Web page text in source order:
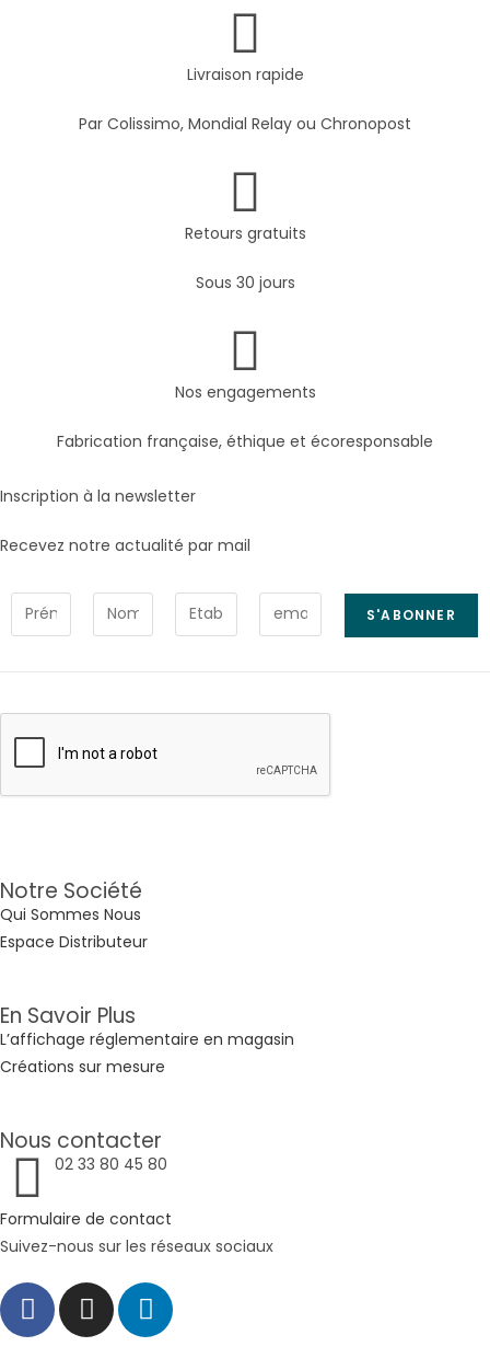
Livraison rapide
Par Colissimo, Mondial Relay ou Chronopost
Retours gratuits
Sous 30 jours
Nos engagements
Fabrication française, éthique et écoresponsable
Inscription à la newsletter
Recevez notre actualité par mail
Notre Société
Qui Sommes Nous
Espace Distributeur
En Savoir Plus
L’affichage réglementaire en magasin
Créations sur mesure
Nous contacter
02 33 80 45 80
Formulaire de contact
Suivez-nous sur les réseaux sociaux